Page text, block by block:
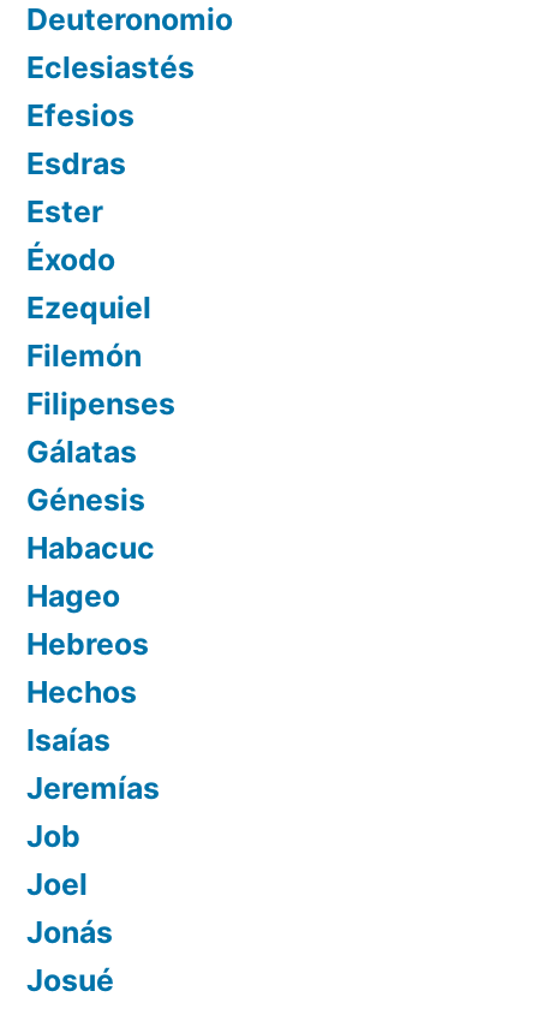
Deuteronomio
Eclesiastés
Efesios
Esdras
Ester
Éxodo
Ezequiel
Filemón
Filipenses
Gálatas
Génesis
Habacuc
Hageo
Hebreos
Hechos
Isaías
Jeremías
Job
Joel
Jonás
Josué